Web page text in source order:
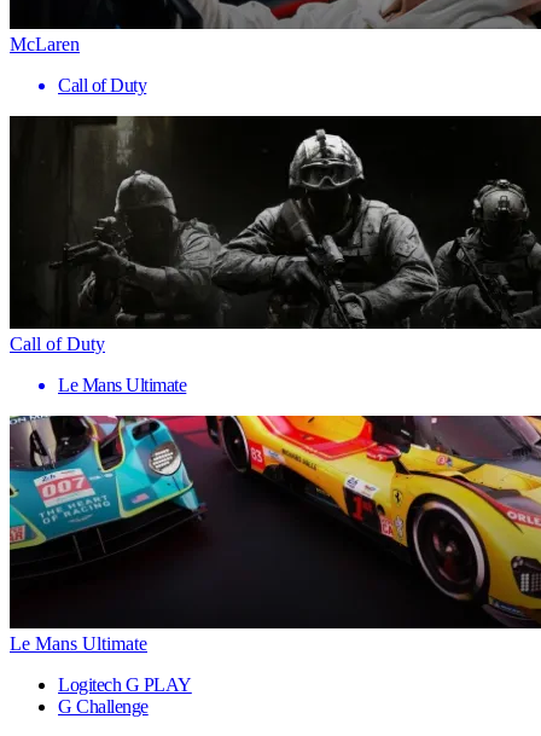
McLaren
Call of Duty
Call of Duty
Le Mans Ultimate
Le Mans Ultimate
Logitech G PLAY
G Challenge